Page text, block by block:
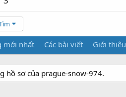
mới nhất Các bài viết Giới thiệu
hồ sơ của prague-snow-974.